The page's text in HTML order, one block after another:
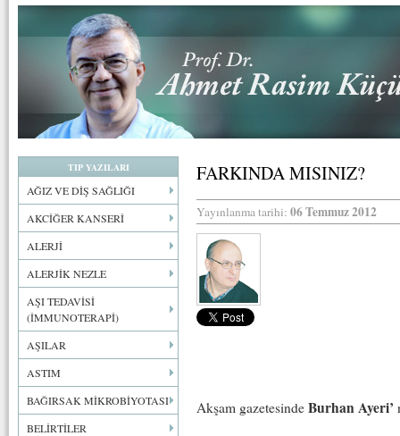
TIP YAZILARI
AĞIZ VE DİŞ SAĞLIĞI
AKCİĞER KANSERİ
ALERJİ
ALERJİK NEZLE
AŞI TEDAVİSİ
(İMMUNOTERAPİ)
AŞILAR
ASTIM
BAĞIRSAK MİKROBİYOTASI
BELİRTİLER
FARKINDA MISINIZ?
Yayınlanma tarihi: 06 Temmuz 2012
Akşam gazetesinde Burhan Ayeri’